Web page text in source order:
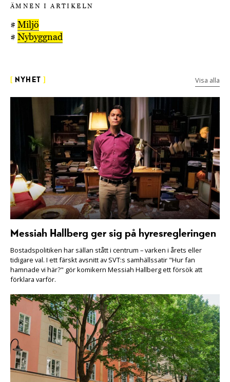
ÄMNEN I ARTIKELN
# Miljö
# Nybyggnad
NYHET Visa alla
Messiah Hallberg ger sig på hyresregleringen
Bostadspolitiken har sällan stått i centrum – varken i årets eller
tidigare val. I ett färskt avsnitt av SVT:s samhällssatir "Hur fan
hamnade vi här?" gör komikern Messiah Hallberg ett försök att
förklara varför.